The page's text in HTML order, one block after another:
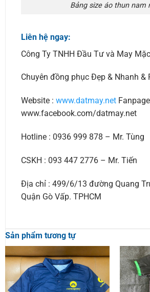
Bảng size áo thun nam
Liên hệ ngay:
Công Ty TNHH Đầu Tư và May
Chuyên đồng phục Đẹp & Nhanh &
Website : www.datmay.net
www.facebook.com/datmay.net
Hotline : 0936 999 878 – Mr. Tùng
CSKH : 093 447 2776 – Mr. Tiến
Địa chỉ : 499/6/13 đường Quang
Quận Gò Vấp. TPHCM
Sản phẩm tương tự